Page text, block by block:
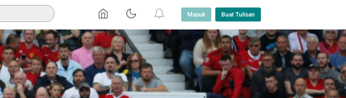
Masuk Buat Tulisan